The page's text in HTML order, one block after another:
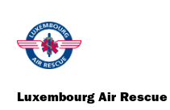
Luxembourg Air Rescue